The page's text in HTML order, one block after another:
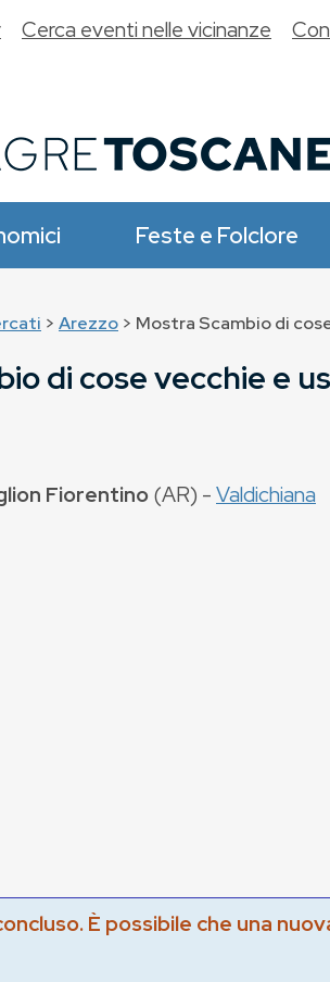
Feste e Folclore
Cerca eventi nelle vicinanze
> Arezzo > Mostra Scambio di
di cose vecchie e
Fiorentino(AR) -Valdichiana
È possibile che una